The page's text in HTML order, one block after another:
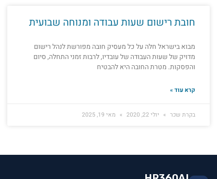
חובת רישום שעות עבודה ומנוחה שבועית
מבוא בישראל חלה על כל מעסיק חובה מפורשת לנהל רישום
מדויק של שעות העבודה של עובדיו, לרבות זמני התחלה, סיום
והפסקות. מטרת החובה היא להבטיח
קרא עוד »
בקרת שכר יולי 22, 2020 מאי 19, 2025